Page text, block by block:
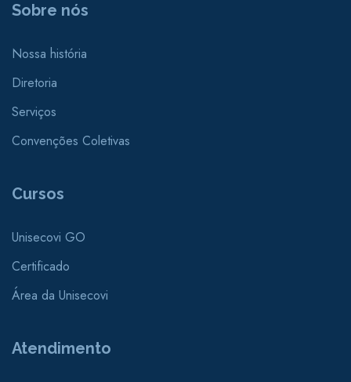
Sobre nós
Nossa história
Diretoria
Serviços
Convenções Coletivas
Cursos
Unisecovi GO
Certificado
Área da Unisecovi
Atendimento